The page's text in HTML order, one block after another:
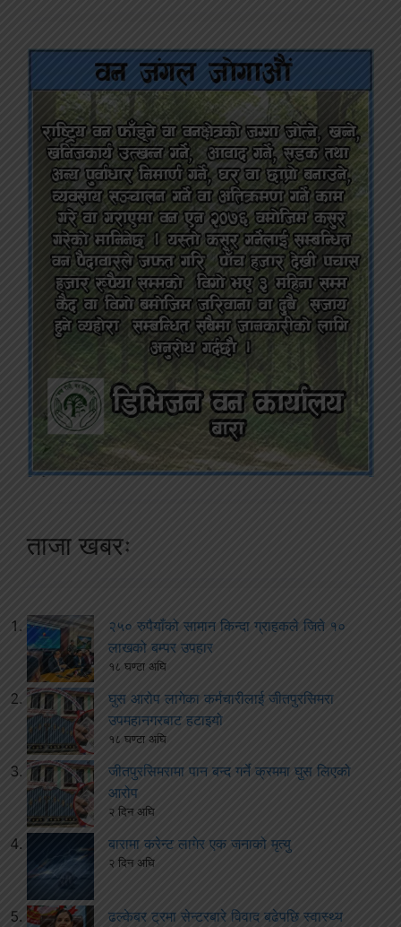
ताजा खबरः
२५० रुपैयाँको सामान किन्दा ग्राहकले जिते १०
लाखको बम्पर उपहार
१८ घण्टा अघि
घुस आरोप लागेका कर्मचारीलाई जीतपुरसिमरा
उपमहानगरबाट हटाइयो
१८ घण्टा अघि
जीतपुरसिमरामा पान बन्द गर्ने क्रममा घुस लिएको
आरोप
२ दिन अघि
बारामा करेन्ट लागेर एक जनाको मृत्यु
२ दिन अघि
ढल्केबर ट्रमा सेन्टरबारे विवाद बढेपछि स्वास्थ्य